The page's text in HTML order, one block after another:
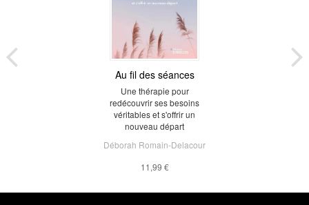
Au fil des séances
Une thérapie pour
redécouvrir ses besoins
véritables et s'offrir un
nouveau départ
Déborah Romain-Delacour
11,99 €